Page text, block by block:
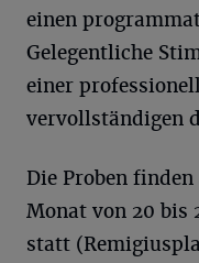
einen
Gelegentliche
einer
vervollständigen
Die Proben
Monat von 20 bis
statt